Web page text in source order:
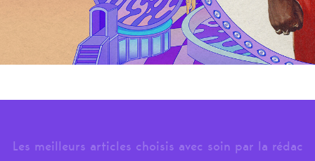
Les meilleurs articles choisis avec soin par la rédac